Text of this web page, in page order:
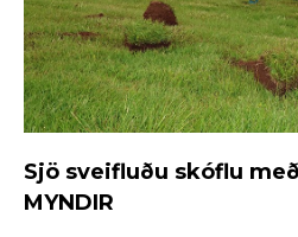
Sjö sveifluðu skóflu
MYNDIR